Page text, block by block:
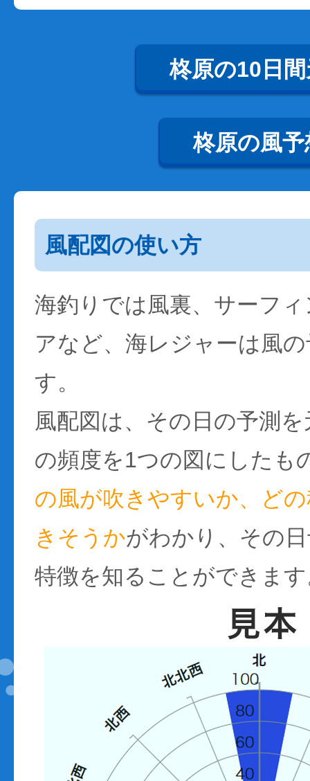
柊原の10日
柊原の風予
風配図の使い方
海釣りでは風裏、サーフ
アなど、海レジャーは風
す。
風配図は、その日の予測
の頻度を1つの図にしたも
の風が吹きやすいか、ど
きそうかがわかり、その
特徴を知ることができま